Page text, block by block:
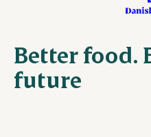
Better food.
future